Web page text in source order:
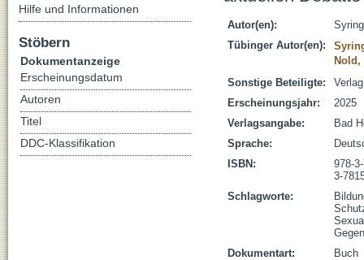
Autor(en):
Tübinger Autor(en):
Nold,
Sonstige Beteiligte:
Erscheinungsjahr:
2025
Verlagsangabe:
Bad
Sprache:
ISBN:
978-
3-
Schlagworte:
Dokumentart:
Buch
Hilfe und Informationen
Stöbern
Dokumentanzeige
Erscheinungsdatum
Autoren
Titel
DDC-Klassifikation